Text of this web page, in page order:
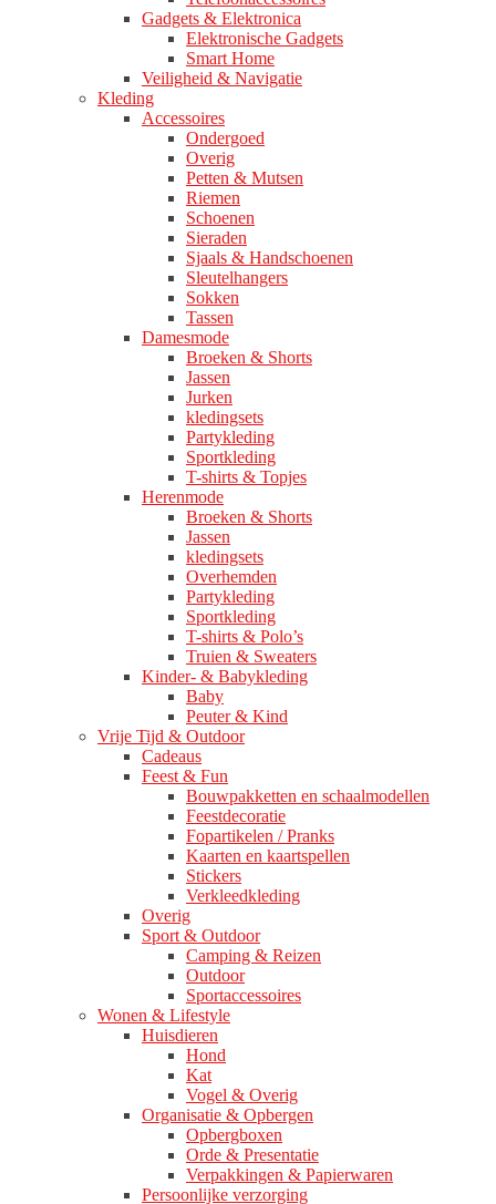
Gadgets & Elektronica
Elektronische Gadgets
Smart Home
Veiligheid & Navigatie
Kleding
Accessoires
Ondergoed
Overig
Petten & Mutsen
Riemen
Schoenen
Sieraden
Sjaals & Handschoenen
Sleutelhangers
Sokken
Tassen
Damesmode
Broeken & Shorts
Jassen
Jurken
kledingsets
Partykleding
Sportkleding
T-shirts & Topjes
Herenmode
Broeken & Shorts
Jassen
kledingsets
Overhemden
Partykleding
Sportkleding
T-shirts & Polo’s
Truien & Sweaters
Kinder- & Babykleding
Baby
Peuter & Kind
Vrije Tijd & Outdoor
Cadeaus
Feest & Fun
Bouwpakketten en schaalmodellen
Feestdecoratie
Fopartikelen / Pranks
Kaarten en kaartspellen
Stickers
Verkleedkleding
Overig
Sport & Outdoor
Camping & Reizen
Outdoor
Sportaccessoires
Wonen & Lifestyle
Huisdieren
Hond
Kat
Vogel & Overig
Organisatie & Opbergen
Opbergboxen
Orde & Presentatie
Verpakkingen & Papierwaren
Persoonlijke verzorging